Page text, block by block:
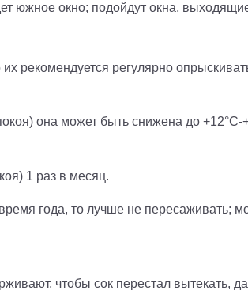
южное окно; подойдут окна,
рекомендуется регулярно
она может быть снижена до +12°С-
1 раз в месяц.
года, то лучше не пересаживать;
чтобы сок перестал вытекать,